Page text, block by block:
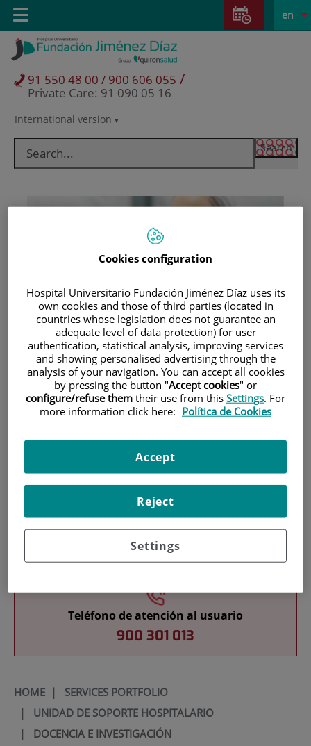
Jump to content
Jump
content
Language
selector
Active
en
International version
91 550 48 00 / 900 606 055 /
Private Care: 91 090 05 16
Toggle
navigation
Patients and visitors
Research
Teléfono de atención al usuario
900 301 013
HOME| SERVICES PORTFOLIO
| UNIDAD DE SOPORTE HOSPITALARIO
| DOCENCIA E INVESTIGACIÓN
Cookies configuration
Hospital Universitario Fundación Jiménez Díaz uses its
own cookies and those of third parties (located in
countries whose legislation does not guarantee an
adequate level of data protection) for user
authentication, statistical analysis, improving services
and showing personalised advertising through the
analysis of your navigation. You can accept all cookies
by pressing the button "Accept cookies" or
configure/refuse them their use from this Settings. For
more information click here: Política de Cookies
Settings
Reject
Accept